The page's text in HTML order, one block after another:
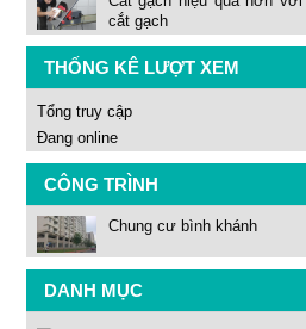
cắt gạch
THỐNG KÊ LƯỢT XEM
Tổng truy cập
Đang online
CÔNG TRÌNH
Chung cư bình khánh
DANH MỤC